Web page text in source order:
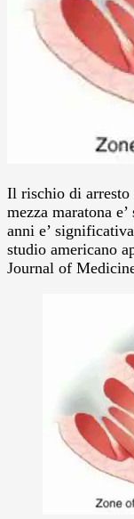
Il rischio di arresto
mezza maratona
anni e’
studio americano
Journal of